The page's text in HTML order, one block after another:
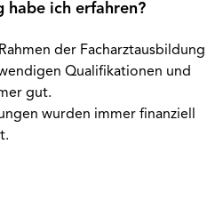
habe ich erfahren?
der Facharztausbildung
Qualifikationen und
gut.
wurden immer finanziell